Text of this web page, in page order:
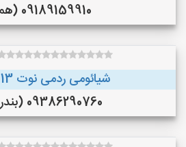
09189159910 (همدان)
شیائومی ردمی نوت 13 ردمی 13
09386290760 (بندر عباس)